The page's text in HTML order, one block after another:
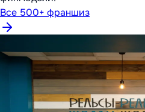
Все 500+ франшиз